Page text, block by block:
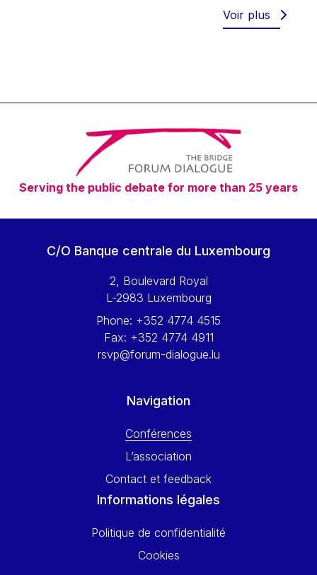
Timothy Radcliffe
Vaclav Klaus
Vassilios Skouris
Vítor Manuel da Silva Caldeira
Viviane Reding
Walter Hagg
Wolfgang Ketterle
Yossi Beillin
Yves FRANCHET
Voir plus
Serving the public debate for more than 25 years
C/O Banque centrale du Luxembourg
2, Boulevard Royal
L-2983 Luxembourg
Phone: +352 4774 4515
Fax: +352 4774 4911
rsvp@forum-dialogue.lu
Navigation
Conférences
L’association
Contact et feedback
Informations légales
Politique de confidentialité
Cookies